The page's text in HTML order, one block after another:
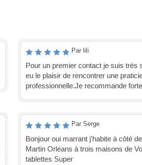
Par lili
Pour un premier contact je suis très
eu le plaisir de rencontrer une
professionnelle.Je recommande
Par Serge
Bonjour oui marrant j'habite à côté
Martin Orléans à trois maisons de
tablettes Super